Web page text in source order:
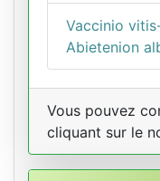
Vaccinio
Abietenion
Vous pouvez
cliquant sur le